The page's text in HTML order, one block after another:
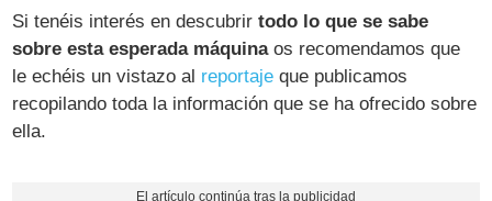
Si tenéis interés en descubrirtodo lo que se sabe
sobre esta esperada máquinaos recomendamos que
le echéis un vistazo al reportaje que publicamos
recopilando toda la información que se ha ofrecido sobre
ella.